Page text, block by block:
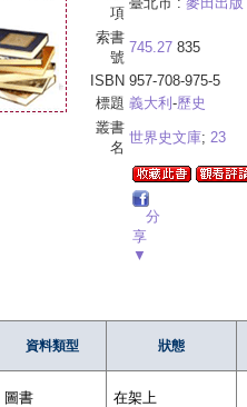
項
索書
號
745.27 835
ISBN 957-708-975-5
標題 義大利 -歷史
叢書
名
世界史文庫; 23
分
享
▼
資料類型 狀態
圖書 在架上